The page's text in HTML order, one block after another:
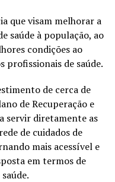
que visam melhorar a
saúde à população, ao
condições ao
profissionais de saúde.
de cerca de
de Recuperação e
servir diretamente as
de cuidados de
mais acessível e
em termos de